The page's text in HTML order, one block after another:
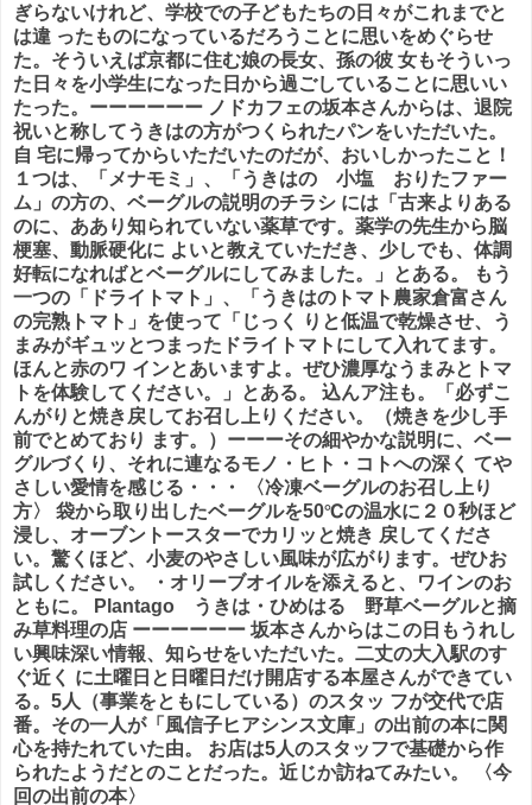
ぎらないけれど、学校での子どもたちの日々がこれまでと
は違 ったものになっているだろうことに思いをめぐらせ
た。そういえば京都に住む娘の長女、孫の彼 女もそういっ
た日々を小学生になった日から過ごしていることに思いい
たった。ーーーーーー ノドカフェの坂本さんからは、退院
祝いと称してうきはの方がつくられたパンをいただいた。
自 宅に帰ってからいただいたのだが、おいしかったこと！
１つは、「メナモミ」、「うきはの 小塩 おりたファー
ム」の方の、ベーグルの説明のチラシ には「古来よりある
のに、ああり知られていない薬草です。薬学の先生から脳
梗塞、動脈硬化に よいと教えていただき、少しでも、体調
好転になればとベーグルにしてみました。」とある。 もう
一つの「ドライトマト」、「うきはのトマト農家倉富さん
の完熟トマト」を使って「じっく りと低温で乾燥させ、う
まみがギュッとつまったドライトマトにして入れてます。
ほんと赤のワ インとあいますよ。ぜひ濃厚なうまみとトマ
トを体験してください。」とある。 込んア注も。「必ずこ
んがりと焼き戻してお召し上りください。（焼きを少し手
前でとめており ます。）ーーーその細やかな説明に、ベー
グルづくり、それに連なるモノ・ヒト・コトへの深く てや
さしい愛情を感じる・・・ 〈冷凍ベーグルのお召し上り
方〉 袋から取り出したベーグルを50℃の温水に２０秒ほど
浸し、オーブントースターでカリッと焼き 戻してくださ
い。驚くほど、小麦のやさしい風味が広がります。ぜひお
試しください。 ・オリーブオイルを添えると、ワインのお
ともに。 Plantago うきは・ひめはる 野草ベーグルと摘
み草料理の店 ーーーーーー 坂本さんからはこの日もうれし
い興味深い情報、知らせをいただいた。二丈の大入駅のす
ぐ近く に土曜日と日曜日だけ開店する本屋さんができてい
る。5人（事業をともにしている）のスタッ フが交代で店
番。その一人が「風信子ヒアシンス文庫」の出前の本に関
心を持たれていた由。 お店は5人のスタッフで基礎から作
られたようだとのことだった。近じか訪ねてみたい。 〈今
回の出前の本〉